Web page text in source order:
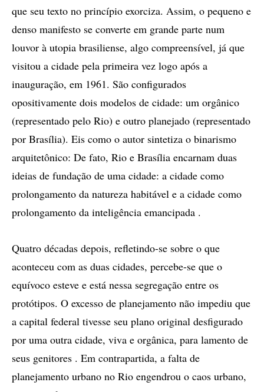
que seu texto no princípio exorciza. Assim, o pequeno e
denso manifesto se converte em grande parte num
louvor à utopia brasiliense, algo compreensível, já que
visitou a cidade pela primeira vez logo após a
inauguração, em 1961. São configurados
opositivamente dois modelos de cidade: um orgânico
(representado pelo Rio) e outro planejado (representado
por Brasília). Eis como o autor sintetiza o binarismo
arquitetônico: De fato, Rio e Brasília encarnam duas
ideias de fundação de uma cidade: a cidade como
prolongamento da natureza habitável e a cidade como
prolongamento da inteligência emancipada .
Quatro décadas depois, refletindo-se sobre o que
aconteceu com as duas cidades, percebe-se que o
equívoco esteve e está nessa segregação entre os
protótipos. O excesso de planejamento não impediu que
a capital federal tivesse seu plano original desfigurado
por uma outra cidade, viva e orgânica, para lamento de
seus genitores . Em contrapartida, a falta de
planejamento urbano no Rio engendrou o caos urbano,